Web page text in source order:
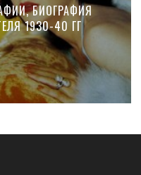
БИОГРАФИЯ
1930-40 ГГ